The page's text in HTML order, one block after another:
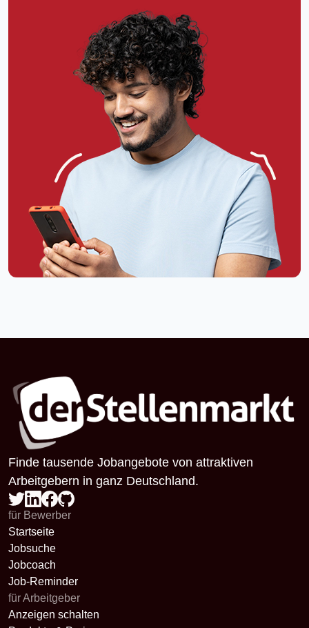
Finde tausende Jobangebote von attraktiven
Arbeitgebern in ganz Deutschland.
für Bewerber
Startseite
Jobsuche
Jobcoach
Job-Reminder
für Arbeitgeber
Anzeigen schalten